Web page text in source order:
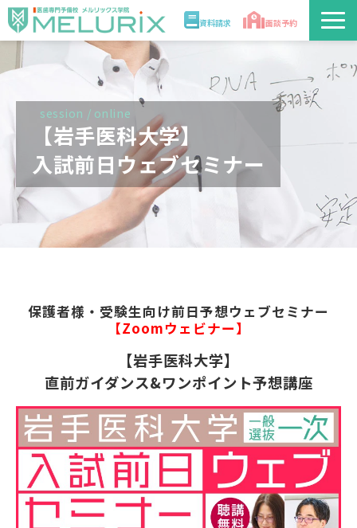
資料請求 面談予約
説明会/講座
校舎情報
入学案内
合格実績・合格体験記
session / online
【岩手医科大学】
入試前日ウェブセミナー
保護者様・受験生向け前日予想ウェブセミナー
【Zoomウェビナー】
【岩手医科大学】
直前ガイダンス&ワンポイント予想講座